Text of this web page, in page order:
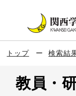
トップ 検索結
教員・